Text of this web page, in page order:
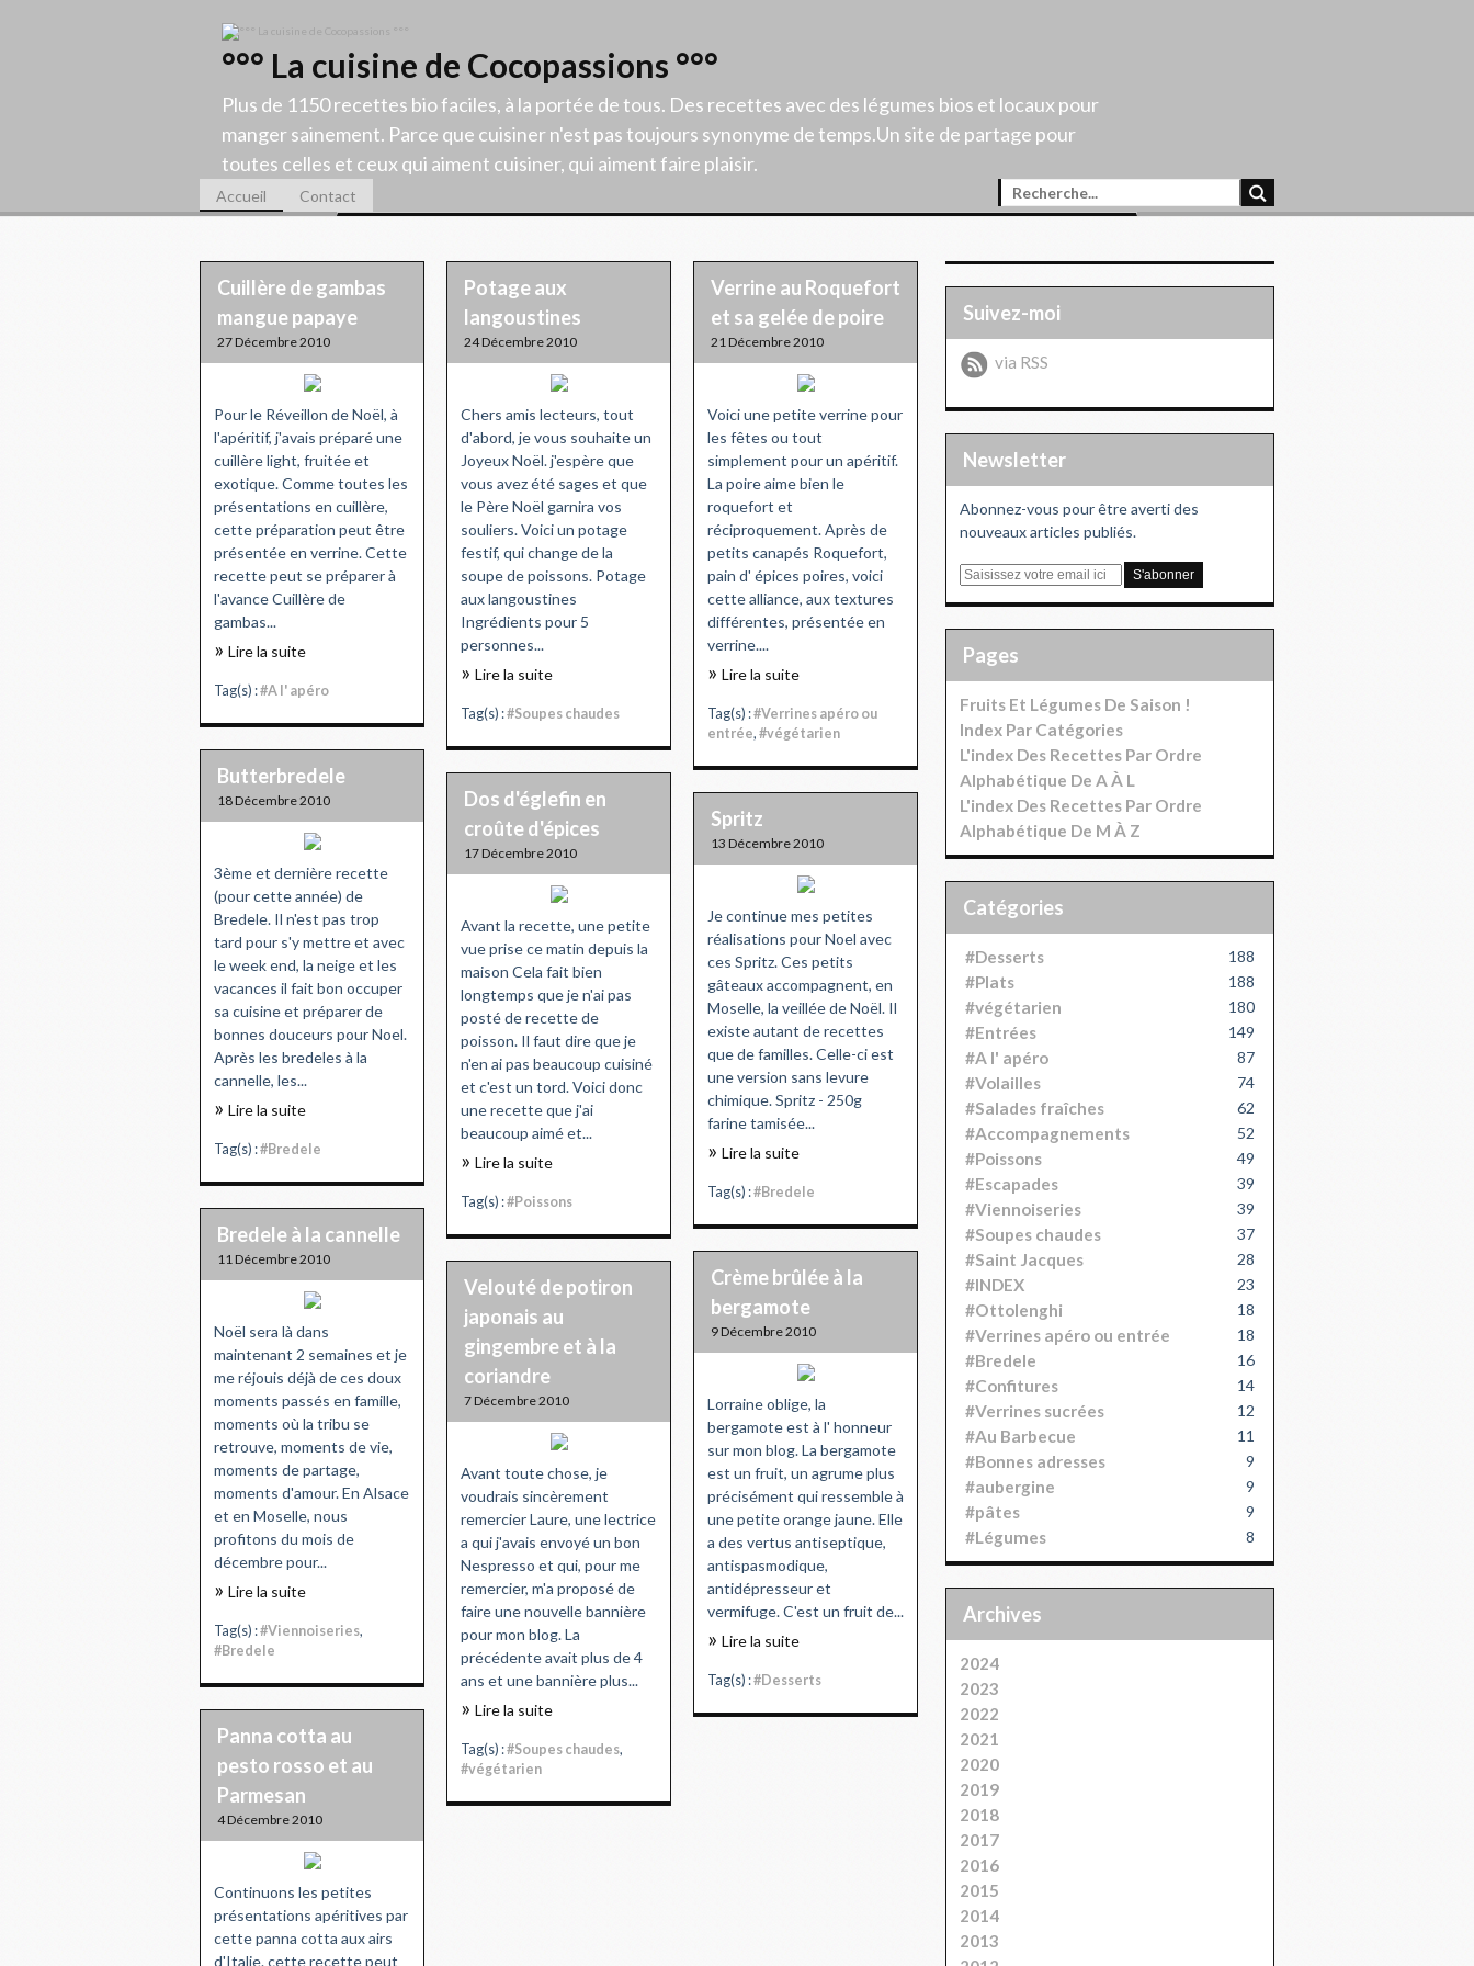
°°° La cuisine de Cocopassions °°°
Plus de 1150 recettes bio faciles, à la portée de tous. Des recettes avec des légumes bios et locaux pour
manger sainement. Parce que cuisiner n'est pas toujours synonyme de temps.Un site de partage pour
toutes celles et ceux qui aiment cuisiner, qui aiment faire plaisir.
Accueil Contact
Cuillère de gambas
mangue papaye
27 Décembre 2010
Pour le Réveillon de Noël, à
l'apéritif, j'avais préparé une
cuillère light, fruitée et
exotique. Comme toutes les
présentations en cuillère,
cette préparation peut être
présentée en verrine. Cette
recette peut se préparer à
l'avance Cuillère de
gambas...
Lire la suite
Tag(s) :#A l' apéro
Potage aux
langoustines
24 Décembre 2010
Chers amis lecteurs, tout
d'abord, je vous souhaite un
Joyeux Noël. j'espère que
vous avez été sages et que
le Père Noël garnira vos
souliers. Voici un potage
festif, qui change de la
soupe de poissons. Potage
aux langoustines
Ingrédients pour 5
personnes...
Lire la suite
Tag(s) :#Soupes chaudes
Verrine au Roquefort
et sa gelée de poire
21 Décembre 2010
Voici une petite verrine pour
les fêtes ou tout
simplement pour un apéritif.
La poire aime bien le
roquefort et
réciproquement. Après de
petits canapés Roquefort,
pain d' épices poires, voici
cette alliance, aux textures
différentes, présentée en
verrine....
Lire la suite
Tag(s) :#Verrines apéro ou
entrée, #végétarien
Butterbredele
18 Décembre 2010
3ème et dernière recette
(pour cette année) de
Bredele. Il n'est pas trop
tard pour s'y mettre et avec
le week end, la neige et les
vacances il fait bon occuper
sa cuisine et préparer de
bonnes douceurs pour Noel.
Après les bredeles à la
cannelle, les...
Lire la suite
Tag(s) :#Bredele
Dos d'églefin en
croûte d'épices
17 Décembre 2010
Avant la recette, une petite
vue prise ce matin depuis la
maison Cela fait bien
longtemps que je n'ai pas
posté de recette de
poisson. Il faut dire que je
n'en ai pas beaucoup cuisiné
et c'est un tord. Voici donc
une recette que j'ai
beaucoup aimé et...
Lire la suite
Tag(s) :#Poissons
Spritz
13 Décembre 2010
Je continue mes petites
réalisations pour Noel avec
ces Spritz. Ces petits
gâteaux accompagnent, en
Moselle, la veillée de Noël. Il
existe autant de recettes
que de familles. Celle-ci est
une version sans levure
chimique. Spritz - 250g
farine tamisée...
Lire la suite
Tag(s) :#Bredele
Bredele à la cannelle
11 Décembre 2010
Noël sera là dans
maintenant 2 semaines et je
me réjouis déjà de ces doux
moments passés en famille,
moments où la tribu se
retrouve, moments de vie,
moments de partage,
moments d'amour. En Alsace
et en Moselle, nous
profitons du mois de
décembre pour...
Lire la suite
Tag(s) :#Viennoiseries,
#Bredele
Crème brûlée à la
bergamote
9 Décembre 2010
Lorraine oblige, la
bergamote est à l' honneur
sur mon blog. La bergamote
est un fruit, un agrume plus
précisément qui ressemble à
une petite orange jaune. Elle
a des vertus antiseptique,
antispasmodique,
antidépresseur et
vermifuge. C'est un fruit de...
Lire la suite
Tag(s) :#Desserts
Velouté de potiron
japonais au
gingembre et à la
coriandre
7 Décembre 2010
Avant toute chose, je
voudrais sincèrement
remercier Laure, une lectrice
a qui j'avais envoyé un bon
Nespresso et qui, pour me
remercier, m'a proposé de
faire une nouvelle bannière
pour mon blog. La
précédente avait plus de 4
ans et une bannière plus...
Lire la suite
Tag(s) :#Soupes chaudes,
#végétarien
Panna cotta au
pesto rosso et au
Parmesan
4 Décembre 2010
Continuons les petites
présentations apéritives par
cette panna cotta aux airs
d'Italie. cette recette peut
Suivez-moi
via RSS
Newsletter
Abonnez-vous pour être averti des
nouveaux articles publiés.
E
Pages
Fruits Et Légumes De Saison !
Index Par Catégories
L'index Des Recettes Par Ordre
Alphabétique De A À L
L'index Des Recettes Par Ordre
Alphabétique De M À Z
Catégories
#Desserts 188
#Plats 188
#végétarien 180
#Entrées 149
#A l' apéro 87
#Volailles 74
#Salades fraîches 62
#Accompagnements 52
#Poissons 49
#Escapades 39
#Viennoiseries 39
#Soupes chaudes 37
#Saint Jacques 28
#INDEX 23
#Ottolenghi 18
#Verrines apéro ou entrée 18
#Bredele 16
#Confitures 14
#Verrines sucrées 12
#Au Barbecue 11
#Bonnes adresses 9
#aubergine 9
#pâtes 9
#Légumes 8
Archives
2024
2023
2022
2021
2020
2019
2018
2017
2016
2015
2014
2013